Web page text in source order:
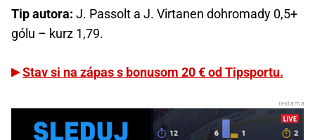
Tip autora: J. Passolt a J. Virtanen dohromady 0,5+
gólu – kurz 1,79.
Stav si na zápas s bonusom 20 € od Tipsportu.